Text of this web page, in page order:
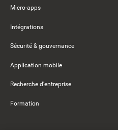
Micro-apps
Intégrations
Sécurité & gouvernance
Application mobile
Recherche d'entreprise
Formation